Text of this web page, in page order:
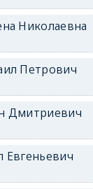
Николаевна
Петрович
Дмитриевич
Евгеньевич